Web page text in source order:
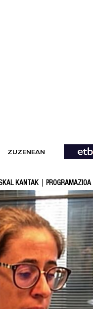
ZUZENEAN
KANTAK PROGRAMAZIOA